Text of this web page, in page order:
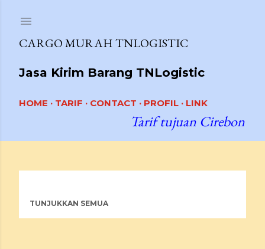
CARGO MURAH TNLOGISTIC
Jasa Kirim Barang TNLogistic
HOME TARIF CONTACT PROFIL LINK
Tarif tujuan Cirebon
o
TUNJUKKAN SEMUA